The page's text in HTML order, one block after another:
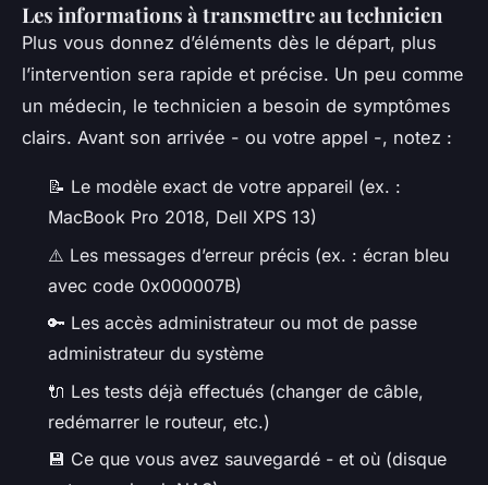
Les informations à transmettre au technicien
Plus vous donnez d’éléments dès le départ, plus
l’intervention sera rapide et précise. Un peu comme
un médecin, le technicien a besoin de symptômes
clairs. Avant son arrivée - ou votre appel -, notez :
📝 Le modèle exact de votre appareil (ex. :
MacBook Pro 2018, Dell XPS 13)
⚠️ Les messages d’erreur précis (ex. : écran bleu
avec code 0x000007B)
🔑 Les accès administrateur ou mot de passe
administrateur du système
🔌 Les tests déjà effectués (changer de câble,
redémarrer le routeur, etc.)
💾 Ce que vous avez sauvegardé - et où (disque